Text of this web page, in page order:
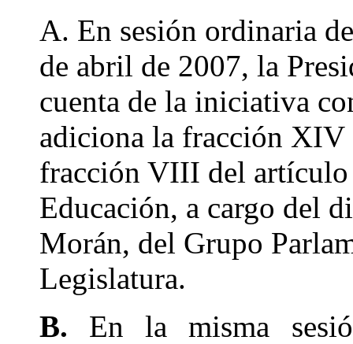
A. En sesión ordinaria
de abril de 2007, la
cuenta de la iniciativa
adiciona la fracción
fracción VIII del artículo
Educación, a cargo del
Morán, del Grupo
Legislatura.
B. En la misma